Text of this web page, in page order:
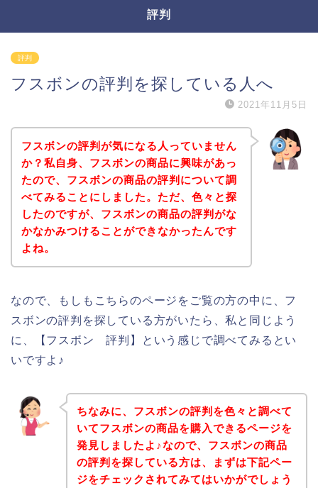
評判
評判
フスボンの評判を探している人へ
2021年11月5日
フスボンの評判が気になる人っていません
か？私自身、フスボンの商品に興味があっ
たので、フスボンの商品の評判について調
べてみることにしました。ただ、色々と探
したのですが、フスボンの商品の評判がな
かなかみつけることができなかったんです
よね。
なので、もしもこちらのページをご覧の方の中に、フ
スボンの評判を探している方がいたら、私と同じよう
に、【フスボン 評判】という感じで調べてみるとい
いですよ♪
ちなみに、フスボンの評判を色々と調べて
いてフスボンの商品を購入できるページを
発見しましたよ♪なので、フスボンの商品
の評判を探している方は、まずは下記ペー
ジをチェックされてみてはいかがでしょう